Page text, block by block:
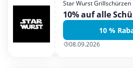
Mobilfunk & Internet
Mode & Accessoires
Shopping
Star Wurst Grillschürzen
10% auf alle
10 %
08.09.2026